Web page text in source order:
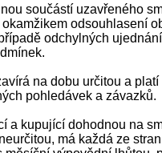
součástí uzavřeného
odsouhlasení
odchylných
na dobu určitou a platí
pohledávek a závazků.
a kupující dohodnou na
má každá ze